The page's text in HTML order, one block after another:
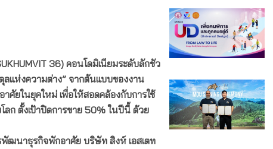
36) คอนโดมิเนียมระดับลักชัว
แห่งความต่าง” จากต้นแบบของงาน
ศัยในยุคใหม่ เพื่อให้สอดคล้องกับการใช้
ลก ตั้งเป้าปิดการขาย 50% ในปีนี้ ด้วย
นาธุรกิจพักอาศัย บริษัท สิงห์ เอสเตท